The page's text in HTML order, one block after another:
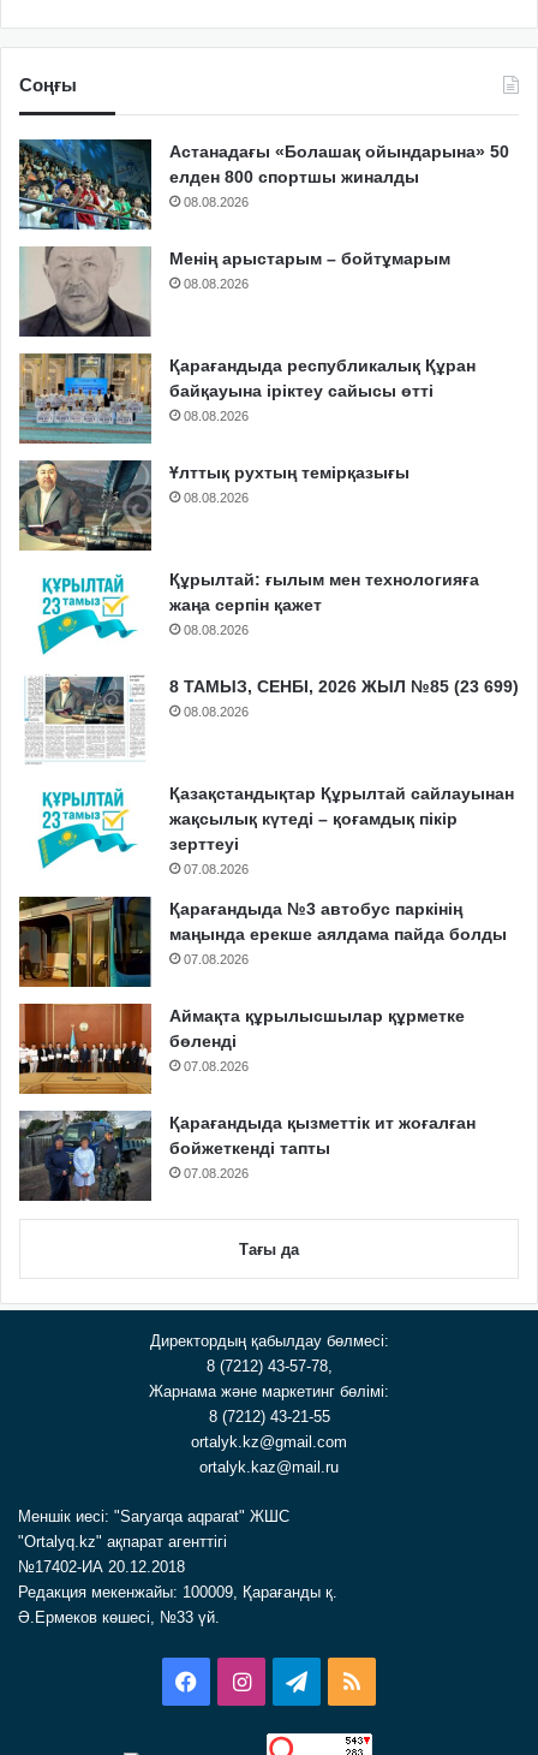
Соңғы
Астанадағы «Болашақ ойындарына» 50
елден 800 спортшы жиналды
08.08.2026
Менің арыстарым – бойтұмарым
08.08.2026
Қарағандыда республикалық Құран
байқауына іріктеу сайысы өтті
08.08.2026
Ұлттық рухтың темірқазығы
08.08.2026
Құрылтай: ғылым мен технологияға
жаңа серпін қажет
08.08.2026
8 ТАМЫЗ, СЕНБІ, 2026 ЖЫЛ №85 (23 699)
08.08.2026
Қазақстандықтар Құрылтай сайлауынан
жақсылық күтеді – қоғамдық пікір
зерттеуі
07.08.2026
Қарағандыда №3 автобус паркінің
маңында ерекше аялдама пайда болды
07.08.2026
Аймақта құрылысшылар құрметке
бөленді
07.08.2026
Қарағандыда қызметтік ит жоғалған
бойжеткенді тапты
07.08.2026
Тағы да
Директордың қабылдау бөлмесі:
8 (7212) 43-57-78,
Жарнама және маркетинг бөлімі:
8 (7212) 43-21-55
ortalyk.kz@gmail.com
ortalyk.kaz@mail.ru
Меншік иесі: "Saryarqa aqparat" ЖШС
"Ortalyq.kz" ақпарат агенттігі
№17402-ИА 20.12.2018
Редакция мекенжайы: 100009, Қарағанды қ.
Ә.Ермеков көшесі, №33 үй.
FacebookInstagramTelegram